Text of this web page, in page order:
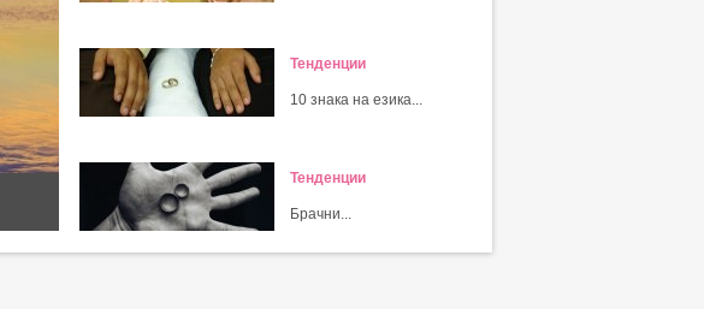
Тенденции
10 знака на езика...
Тенденции
Брачни...